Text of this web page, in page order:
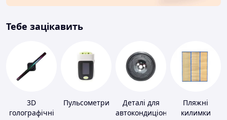
Тебе зацікавить
3D
голографічні
Пульсометри
Деталі для
автокондиціонерів
Пляжні
килимки